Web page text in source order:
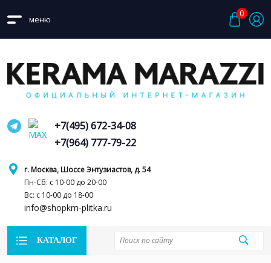
меню
0
г. Москва, Шоссе Энтузиастов, д. 54
Пн-Сб: с 10-00 до 20-00
Вс: с 10-00 до 18-00
info@shopkm-plitka.ru
+7(495) 672-34-08
+7(964) 777-79-22
КАТАЛОГ